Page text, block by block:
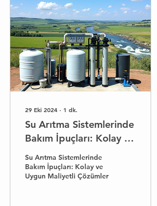
29 Eki 2024 ∙ 1 dk.
Su Arıtma Sistemlerinde
Bakım İpuçları: Kolay ve
Uygun Maliyetli
Çözümler
Su Arıtma Sistemlerinde
Bakım İpuçları: Kolay ve
Uygun Maliyetli Çözümler